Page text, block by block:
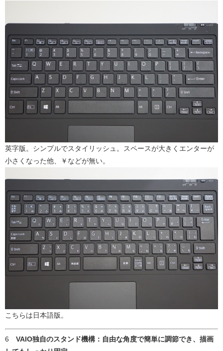
英字版。シンプルでスタイリッシュ。スペースが大きくエンターが
小さくなった他、￥などが無い。
こちらは日本語版。
6
VAIO独自のスタンド機構：自由な角度で簡単に調節でき、描画